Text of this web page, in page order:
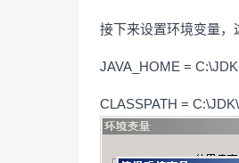
接下来设置环境变量，
JAVA_HOME = C:\JDK
CLASSPATH =